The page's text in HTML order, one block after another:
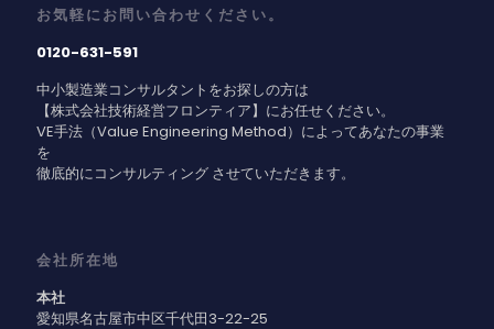
お気軽にお問い合わせください。
0120-631-591
中小製造業コンサルタントをお探しの方は
【株式会社技術経営フロンティア】にお任せください。
VE手法（Value Engineering Method）によってあなたの事業
を
徹底的にコンサルティング させていただきます。
会社所在地
本社
愛知県名古屋市中区千代田3-22-25